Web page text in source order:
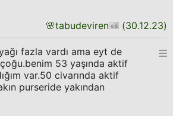
🌸tabudeviren (30.12.23)
fazla vardı ama eyt de
53 yaşında aktif
var.50 civarında aktif
purseride yakından